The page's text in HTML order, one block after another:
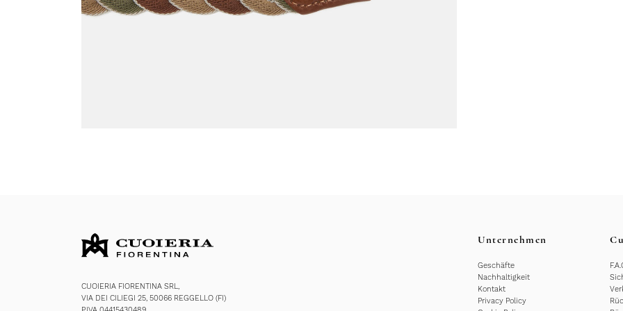
CUOIERIA FIORENTINA SRL,
VIA DEI CILIEGI 25, 50066 REGGELLO (FI)
Unternehmen
Geschäfte
Nachhaltigkeit
Kontakt
Privacy Policy